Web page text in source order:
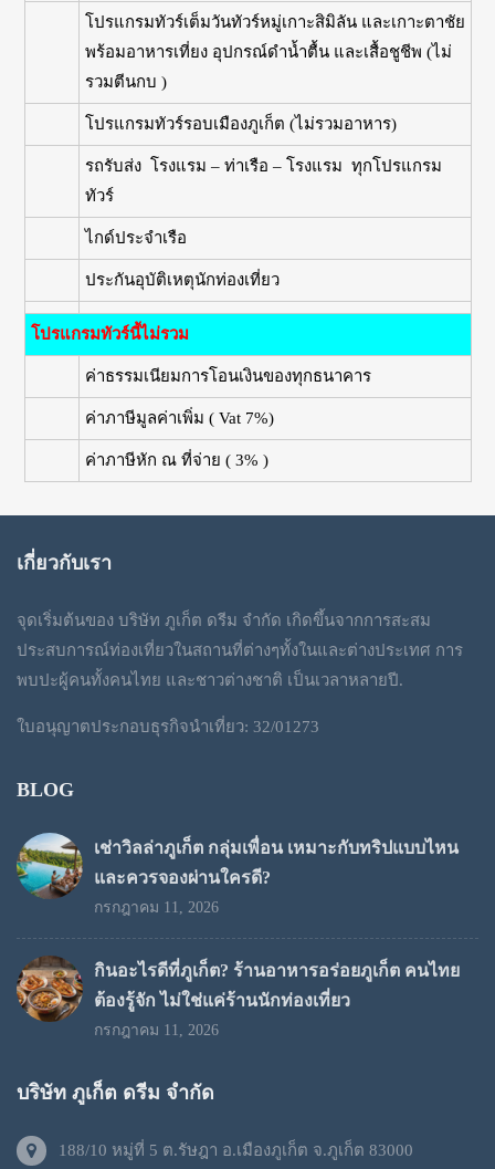
โปรแกรมทัวร์เต็มวันทัวร์หมู่เกาะสิมิลัน และเกาะตาชัย
พร้อมอาหารเที่ยง อุปกรณ์ดำน้ำตื้น และเสื้อชูชีพ (ไม่
รวมตีนกบ )
โปรแกรมทัวร์รอบเมืองภูเก็ต (ไม่รวมอาหาร)
รถรับส่ง โรงแรม – ท่าเรือ – โรงแรม ทุกโปรแกรม
ทัวร์
ไกด์ประจำเรือ
ประกันอุบัติเหตุนักท่องเที่ยว
โปรแกรมทัวร์นี้ไม่รวม
ค่าธรรมเนียมการโอนเงินของทุกธนาคาร
ค่าภาษีมูลค่าเพิ่ม ( Vat 7%)
ค่าภาษีหัก ณ ที่จ่าย ( 3% )
เกี่ยวกับเรา
จุดเริ่มต้นของ บริษัท ภูเก็ต ดรีม จำกัด เกิดขึ้นจากการสะสม
ประสบการณ์ท่องเที่ยวในสถานที่ต่างๆทั้งในและต่างประเทศ การ
พบปะผู้คนทั้งคนไทย และชาวต่างชาติ เป็นเวลาหลายปี.
ใบอนุญาตประกอบธุรกิจนำเที่ยว: 32/01273
BLOG
เช่าวิลล่าภูเก็ต กลุ่มเพื่อน เหมาะกับทริปแบบไหน
และควรจองผ่านใครดี?
กรกฎาคม 11, 2026
กินอะไรดีที่ภูเก็ต? ร้านอาหารอร่อยภูเก็ต คนไทย
ต้องรู้จัก ไม่ใช่แค่ร้านนักท่องเที่ยว
กรกฎาคม 11, 2026
บริษัท ภูเก็ต ดรีม จำกัด
188/10 หมู่ที่ 5 ต.รัษฎา อ.เมืองภูเก็ต จ.ภูเก็ต 83000